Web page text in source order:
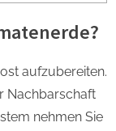
aufzubereiten.
Nachbarschaft
nehmen Sie